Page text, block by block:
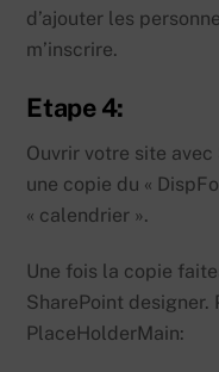
d’ajouter les
m’inscrire.
Etape 4:
Ouvrir votre site
une copie du «
« calendrier ».
Une fois la copie
SharePoint designer.
PlaceHolderMain: